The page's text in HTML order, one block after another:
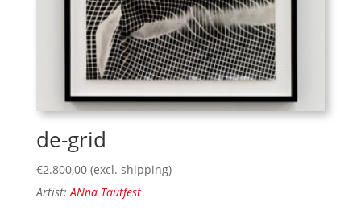
de-grid
€2.800,00 (excl. shipping)
Artist:ANna Tautfest